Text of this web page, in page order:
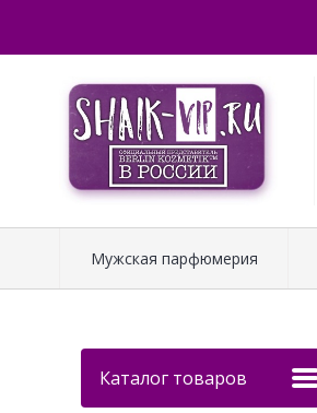
Мужская парфюмерия
Каталог товаров